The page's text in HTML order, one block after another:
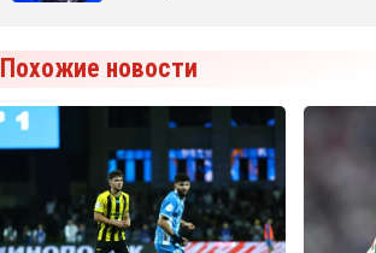
Похожие новости